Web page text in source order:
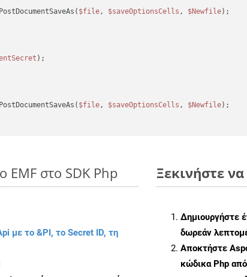
$file, $saveOptionsCells , $Newfile);
$file, $saveOptionsCells , $Newfile);
EMF στο SDK Php
με το &PI, το Secret ID, τη
Ξεκινήστε
Δημιουργήστε
δωρεάν
Αποκτήστε
κώδικα Php